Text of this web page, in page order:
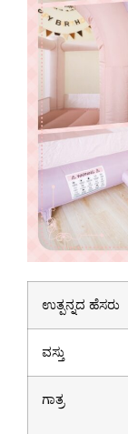
ಉತ್ಪನ್ನದ ಹೆಸರು
ವಸ್ತು
ಗಾತ್ರ